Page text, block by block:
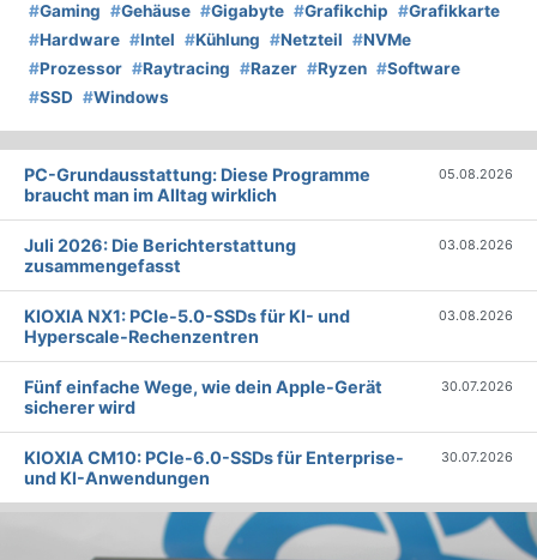
#Gaming #Gehäuse #Gigabyte #Grafikchip #Grafikkarte
#Hardware #Intel #Kühlung #Netzteil #NVMe
#Prozessor #Raytracing #Razer #Ryzen #Software
#SSD #Windows
PC-Grundausstattung: Diese Programme
braucht man im Alltag wirklich
05.08.2026
Juli 2026: Die Bericht­erstattung
zusammengefasst
03.08.2026
KIOXIA NX1: PCIe-5.0-SSDs für KI- und
Hyperscale-Rechenzentren
03.08.2026
Fünf einfache Wege, wie dein Apple-Gerät
sicherer wird
30.07.2026
KIOXIA CM10: PCIe-6.0-SSDs für Enterprise-
und KI-Anwendungen
30.07.2026